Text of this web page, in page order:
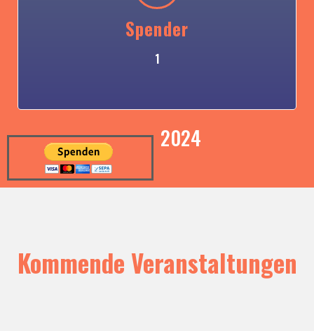
Spender
1
2024
Kommende Veranstaltungen